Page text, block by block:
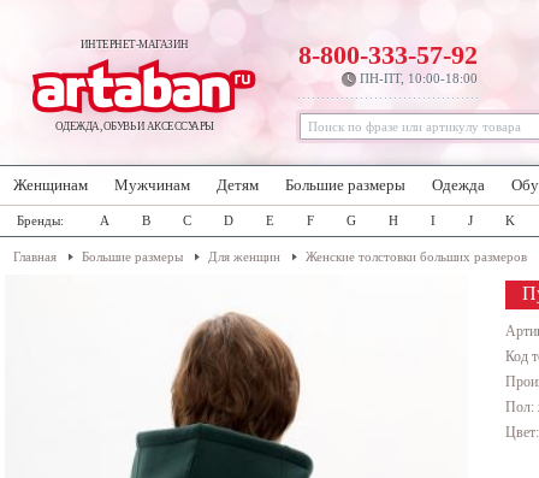
ИНТЕРНЕТ-МАГАЗИН
ОДЕЖДА, ОБУВЬ И АКСЕССУАРЫ
8-800-333-57-92
ПН-ПТ, 10:00-18:00
Женщинам Мужчинам Детям Большие размеры Одежда
Бренды: A B C D E F G H I J K
Главная Большие размеры Для женщин Женские толстовки больших размеров
Код
Пол: